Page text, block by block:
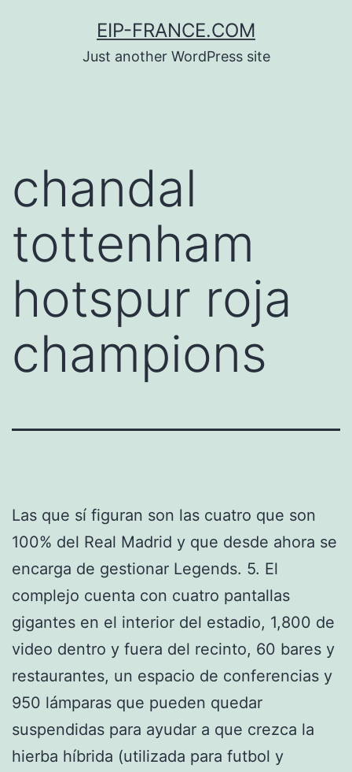
EIP-FRANCE.COM
Just another WordPress site
chandal
tottenham
hotspur roja
champions
Las que sí figuran son las cuatro que son
100% del Real Madrid y que desde ahora se
encarga de gestionar Legends. 5. El
complejo cuenta con cuatro pantallas
gigantes en el interior del estadio, 1,800 de
video dentro y fuera del recinto, 60 bares y
restaurantes, un espacio de conferencias y
950 lámparas que pueden quedar
suspendidas para ayudar a que crezca la
hierba híbrida (utilizada para futbol y